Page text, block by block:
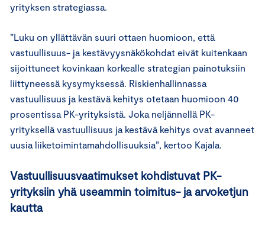
yrityksen strategiassa.
”Luku on yllättävän suuri ottaen huomioon, että
vastuullisuus- ja kestävyysnäkökohdat eivät kuitenkaan
sijoittuneet kovinkaan korkealle strategian painotuksiin
liittyneessä kysymyksessä. Riskienhallinnassa
vastuullisuus ja kestävä kehitys otetaan huomioon 40
prosentissa PK-yrityksistä. Joka neljännellä PK-
yrityksellä vastuullisuus ja kestävä kehitys ovat avanneet
uusia liiketoimintamahdollisuuksia”, kertoo Kajala.
Vastuullisuusvaatimukset kohdistuvat PK-
yrityksiin yhä useammin toimitus- ja arvoketjun
kautta